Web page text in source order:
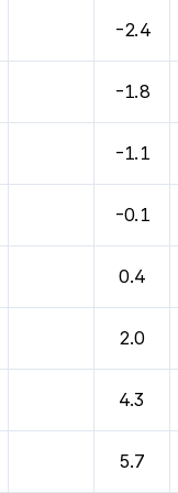
-2.4
-1.8
-1.1
-0.1
0.4
2.0
4.3
5.7